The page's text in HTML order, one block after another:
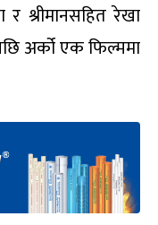
र श्रीमानसहित रेखा
अर्को एक फिल्ममा